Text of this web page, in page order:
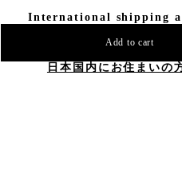
International shipping
Add to cart
日本国内にお住まいの